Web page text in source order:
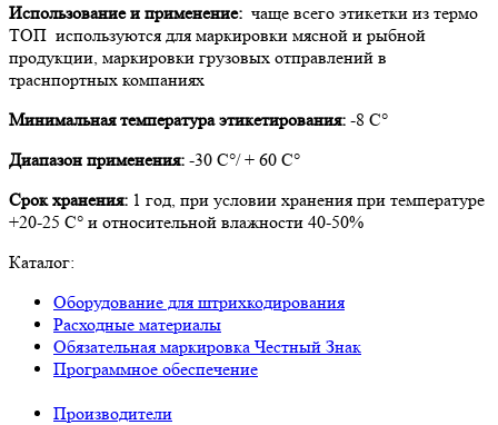
Использование и применение: чаще всего этикетки из термо
ТОП используются для маркировки мясной и рыбной
продукции, маркировки грузовых отправлений в
траснпортных компаниях
Минимальная температура этикетирования: -8 С°
Диапазон применения: -30 С°/ + 60 С°
Срок хранения: 1 год, при условии хранения при температуре
+20-25 С° и относительной влажности 40-50%
Каталог:
Оборудование для штрихкодирования
Расходные материалы
Обязательная маркировка Честный Знак
Программное обеспечение
Производители